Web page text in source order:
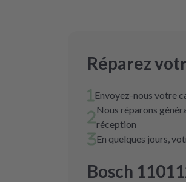
Réparez
Envoyez-nous votre
Nous réparons
réception
En quelques jours,
Bosch